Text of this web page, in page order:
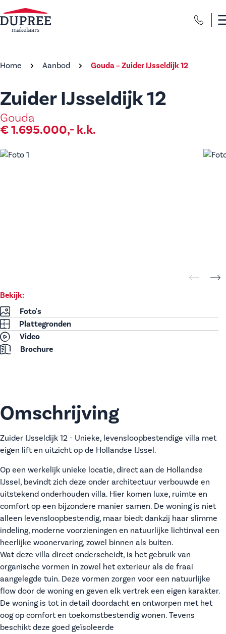
Home Aanbod Gouda – Zuider IJsseldijk 12
Zuider IJsseldijk 12
Gouda
€ 1.695.000,- k.k.
Bekijk:
Foto's
Plattegronden
Video
Brochure
Omschrijving
Zuider IJsseldijk 12 - Unieke, levensloopbestendige villa met
eigen lift en uitzicht op de Hollandse IJssel.
Op een werkelijk unieke locatie, direct aan de Hollandse
IJssel, bevindt zich deze onder architectuur verbouwde en
uitstekend onderhouden villa. Hier komen luxe, ruimte en
comfort op een bijzondere manier samen. De woning is niet
alleen levensloopbestendig, maar biedt dankzij haar slimme
indeling, moderne voorzieningen en natuurlijke lichtinval een
heerlijke woonervaring, zowel binnen als buiten.
Wat deze villa direct onderscheidt, is het gebruik van
organische vormen in zowel het exterieur als de fraai
aangelegde tuin. Deze vormen zorgen voor een natuurlijke
flow door de woning en geven elk vertrek een eigen karakter.
De woning is tot in detail doordacht en ontworpen met het
oog op comfort en toekomstbestendig wonen. Tevens
beschikt deze goed geïsoleerde